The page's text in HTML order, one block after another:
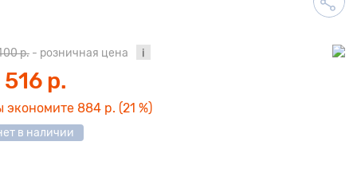
р. - розничная цена
516 р.
экономите 884 р. (21 %)
в наличии